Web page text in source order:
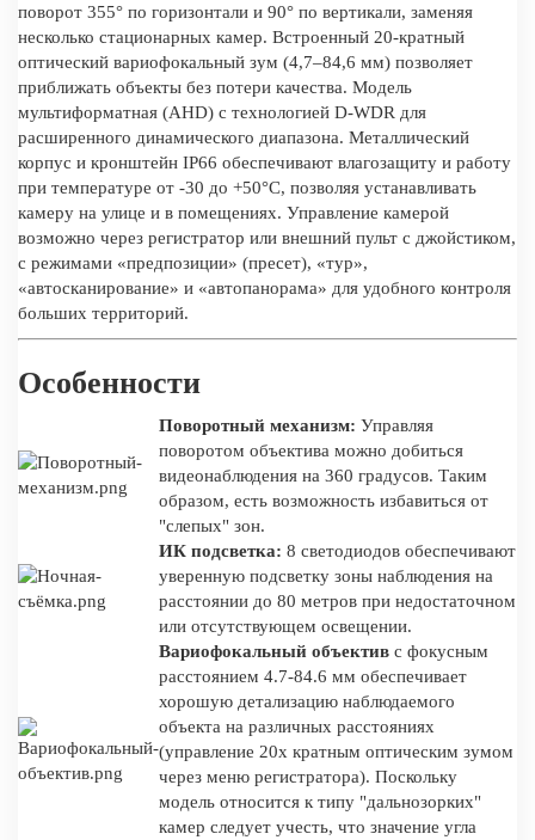
поворот 355° по горизонтали и 90° по вертикали, заменяя
несколько стационарных камер. Встроенный 20-кратный
оптический вариофокальный зум (4,7–84,6 мм) позволяет
приближать объекты без потери качества. Модель
мультиформатная (AHD) с технологией D-WDR для
расширенного динамического диапазона. Металлический
корпус и кронштейн IP66 обеспечивают влагозащиту и работу
при температуре от -30 до +50°C, позволяя устанавливать
камеру на улице и в помещениях. Управление камерой
возможно через регистратор или внешний пульт с джойстиком,
с режимами «предпозиции» (пресет), «тур»,
«автосканирование» и «автопанорама» для удобного контроля
больших территорий.
Особенности
Поворотный механизм: Управляя
поворотом объектива можно добиться
видеонаблюдения на 360 градусов. Таким
образом, есть возможность избавиться от
"слепых" зон.
ИК подсветка: 8 светодиодов обеспечивают
уверенную подсветку зоны наблюдения на
расстоянии до 80 метров при недостаточном
или отсутствующем освещении.
Вариофокальный объектив с фокусным
расстоянием 4.7-84.6 мм обеспечивает
хорошую детализацию наблюдаемого
объекта на различных расстояниях
(управление 20х кратным оптическим зумом
через меню регистратора). Поскольку
модель относится к типу "дальнозорких"
камер следует учесть, что значение угла